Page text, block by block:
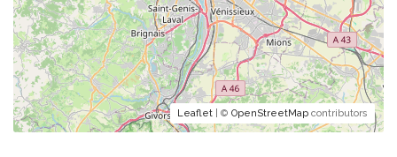
Leaflet | © OpenStreetMap contributors